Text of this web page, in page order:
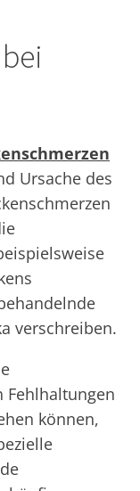
Ursache des
verschreiben.
Fehlhaltungen
können,